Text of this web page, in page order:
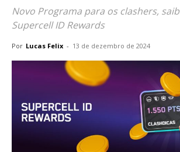
Novo Programa para os clashers,
Supercell ID Rewards
Por Lucas Felix - 13 de dezembro de 2024